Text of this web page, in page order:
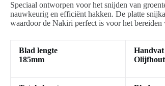
Speciaal ontworpen voor het snijden van
nauwkeurig en efficiënt hakken. De platte
waardoor de Nakiri perfect is voor het bereiden
Blad lengte
185mm
Handvat
Olijfhout